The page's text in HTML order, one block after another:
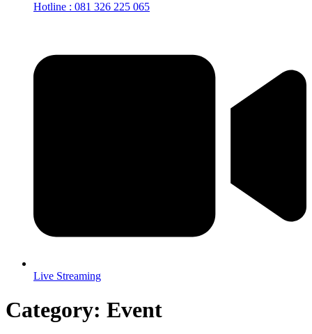
Hotline : 081 326 225 065
Live Streaming
Category: Event